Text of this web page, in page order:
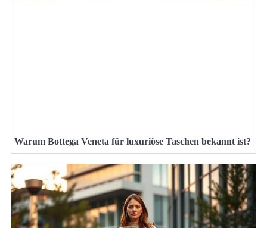
Warum Bottega Veneta für luxuriöse Taschen bekannt ist?